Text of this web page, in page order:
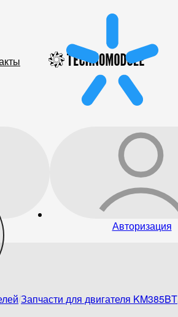
Авторизация
Запчасти для двигателя KM385BT